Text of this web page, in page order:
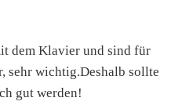
dem Klavier und sind für
sehr wichtig.Deshalb sollte
gut werden!